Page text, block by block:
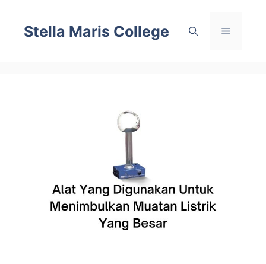
content
Stella Maris College Menu